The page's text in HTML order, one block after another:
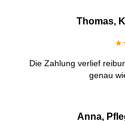
Thomas,
Die Zahlung verlief
genau
Anna,